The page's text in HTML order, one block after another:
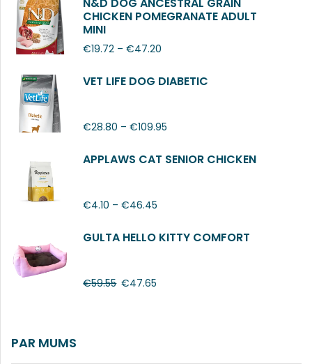
CHICKEN POMEGRANATE ADULT
MINI
€19.72 – €47.20
VET LIFE DOG DIABETIC
€28.80 – €109.95
APPLAWS CAT SENIOR CHICKEN
€4.10 – €46.45
GULTA HELLO KITTY COMFORT
€59.55 €47.65
PAR MUMS